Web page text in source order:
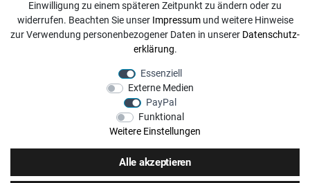
Montag - Freitag, 08:00 - 16:00
Anrufe aus dem dt. Festnetz zum Ortstarif, Preise aus dem
Mobilfunknetz ggf. abweichend (abhängig vom Provider).
Einwilligung zu einem späteren Zeitpunkt zu ändern oder zu
widerrufen. Beachten Sie unser Impressumund weitere Hinweise
zur Verwendung personenbezogener Daten in unserer Daten­schutz­
erklärung.
Essenziell
Externe Medien
PayPal
Funktional
Weitere Einstellungen
Alle akzeptieren